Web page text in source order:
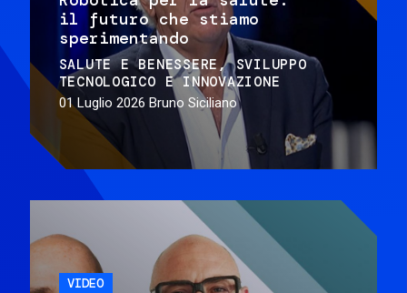
il futuro che stiamo
sperimentando
SALUTE E BENESSERE
SVILUPPO
TECNOLOGICO E INNOVAZIONE
01 Luglio 2026 Bruno Siciliano
VIDEO